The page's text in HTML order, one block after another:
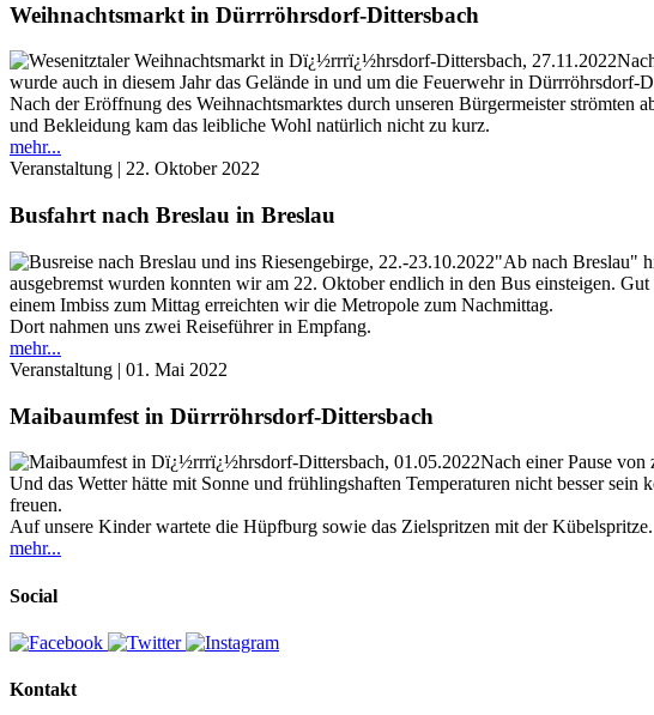
Weihnachtsmarkt in Dürrröhrsdorf-Dittersbach
wurde auch in diesem Jahr das Gelände in und um die Feuerwehr in Dürrröhrsdorf-
Nach der Eröffnung des Weihnachtsmarktes durch unseren Bürgermeister
und Bekleidung kam das leibliche Wohl natürlich nicht zu kurz.
mehr...
Veranstaltung | 22. Oktober 2022
Busfahrt nach Breslau in Breslau
"Ab nach Breslau"
ausgebremst wurden konnten wir am 22. Oktober endlich in den Bus einsteigen.
einem Imbiss zum Mittag erreichten wir die Metropole zum Nachmittag.
Dort nahmen uns zwei Reiseführer in Empfang.
mehr...
Veranstaltung | 01. Mai 2022
Maibaumfest in Dürrröhrsdorf-Dittersbach
Nach einer Pause
Und das Wetter hätte mit Sonne und frühlingshaften Temperaturen nicht besser
freuen.
Auf unsere Kinder wartete die Hüpfburg sowie das Zielspritzen mit der Kübelspritze.
mehr...
Social
Kontakt